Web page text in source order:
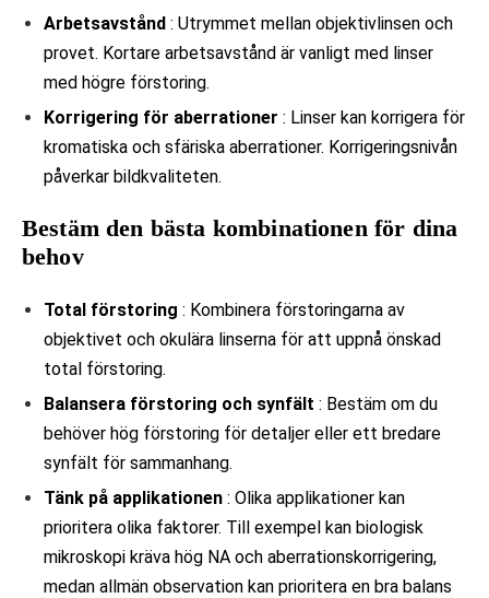
Arbetsavstånd : Utrymmet mellan objektivlinsen och
provet. Kortare arbetsavstånd är vanligt med linser
med högre förstoring.
Korrigering för aberrationer : Linser kan korrigera för
kromatiska och sfäriska aberrationer. Korrigeringsnivån
påverkar bildkvaliteten.
Bestäm den bästa kombinationen för dina
behov
Total förstoring : Kombinera förstoringarna av
objektivet och okulära linserna för att uppnå önskad
total förstoring.
Balansera förstoring och synfält : Bestäm om du
behöver hög förstoring för detaljer eller ett bredare
synfält för sammanhang.
Tänk på applikationen : Olika applikationer kan
prioritera olika faktorer. Till exempel kan biologisk
mikroskopi kräva hög NA och aberrationskorrigering,
medan allmän observation kan prioritera en bra balans